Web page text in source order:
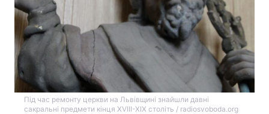
Під час ремонту церкви на Львівщині знайшли давні
сакральні предмети кінця XVIII-XIX століть / radiosvoboda.org